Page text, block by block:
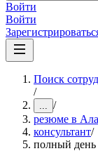
Войти
Войти
Поиск
/
... /
резюме в
консультант/
полный день